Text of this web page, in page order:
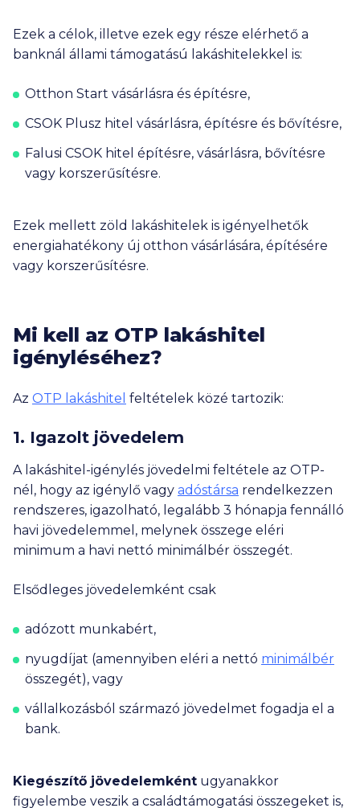
Ezek a célok, illetve ezek egy része elérhető a
banknál állami támogatású lakáshitelekkel is:
Otthon Start vásárlásra és építésre,
CSOK Plusz hitel vásárlásra, építésre és bővítésre,
Falusi CSOK hitel építésre, vásárlásra, bővítésre
vagy korszerűsítésre.
Ezek mellett zöld lakáshitelek is igényelhetők
energiahatékony új otthon vásárlására, építésére
vagy korszerűsítésre.
Mi kell az OTP lakáshitel
igényléséhez?
Az OTP lakáshitel feltételek közé tartozik:
1. Igazolt jövedelem
A lakáshitel-igénylés jövedelmi feltétele az OTP-
nél, hogy az igénylő vagy adóstársa rendelkezzen
rendszeres, igazolható, legalább 3 hónapja fennálló
havi jövedelemmel, melynek összege eléri
minimum a havi nettó minimálbér összegét.
Elsődleges jövedelemként csak
adózott munkabért,
nyugdíjat (amennyiben eléri a nettó minimálbér
összegét), vagy
vállalkozásból származó jövedelmet fogadja el a
bank.
Kiegészítő jövedelemként ugyanakkor
figyelembe veszik a családtámogatási összegeket is,